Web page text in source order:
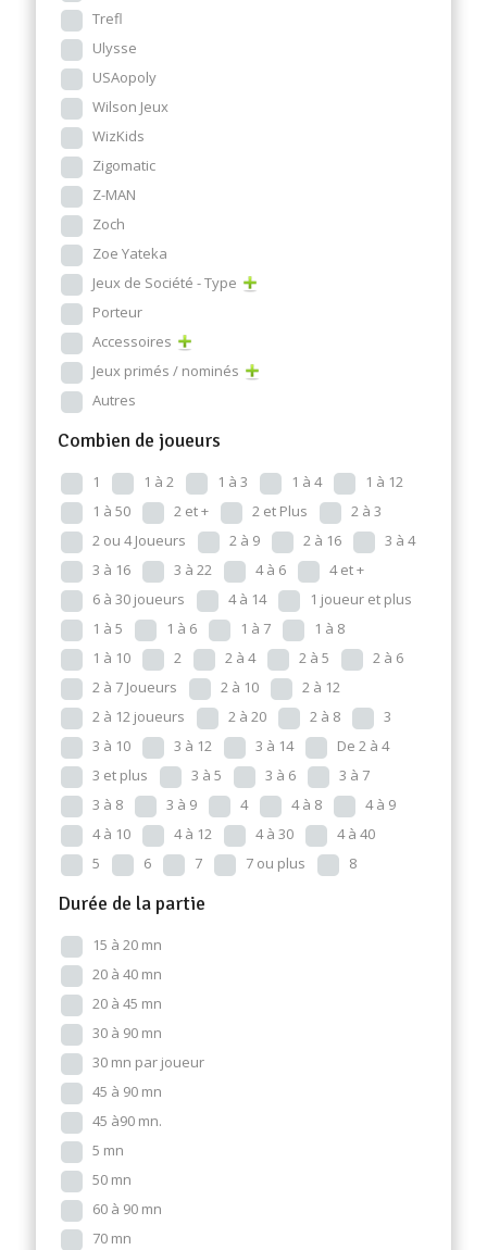
Trefl
Ulysse
USAopoly
Wilson Jeux
WizKids
Zigomatic
Z-MAN
Zoch
Zoe Yateka
Jeux de Société - Type
Porteur
Accessoires
Jeux primés / nominés
Autres
Combien de joueurs
1 1 à 2 1 à 3 1 à 4
1 à 12
1 à 50
2 et + 2 et Plus
2 à 3
2 ou 4 Joueurs
2 à 9 2 à 16
3 à 4
3 à 16
3 à 22 4 à 6
4 et +
6 à 30 joueurs
4 à 14
1 joueur et plus
1 à 5
1 à 6 1 à 7
1 à 8
1 à 10
2 2 à 4 2 à 5
2 à 6
2 à 7 Joueurs
2 à 10
2 à 12
2 à 12 joueurs
2 à 20 2 à 8
3
3 à 10
3 à 12 3 à 14
De 2 à 4
3 et plus
3 à 5 3 à 6
3 à 7
3 à 8
3 à 9 4 4 à 8
4 à 9
4 à 10
4 à 12 4 à 30
4 à 40
5
6 7 7 ou plus 8
Durée de la partie
15 à 20 mn
20 à 40 mn
20 à 45 mn
30 à 90 mn
30 mn par joueur
45 à 90 mn
45 à90 mn.
5 mn
50 mn
60 à 90 mn
70 mn